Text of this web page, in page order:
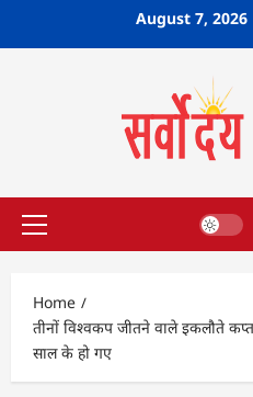
August 7, 2026
Primary
Home
तीनों विश्वकप जीतने वाले इकलौते
साल के हो गए